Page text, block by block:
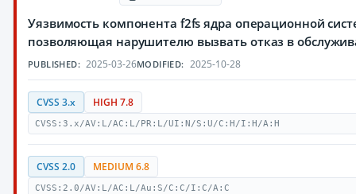
Уязвимость компонента f2fs ядра операционной
позволяющая нарушителю вызвать отказ в
PUBLISHED: 2025-03-26MODIFIED: 2025-10-28
CVSS 3.x HIGH 7.8
CVSS:3.x/AV:L/AC:L/PR:L/UI:N/S:U/C:H/I:H/A:H
CVSS 2.0 MEDIUM 6.8
CVSS:2.0/AV:L/AC:L/Au:S/C:C/I:C/A:C